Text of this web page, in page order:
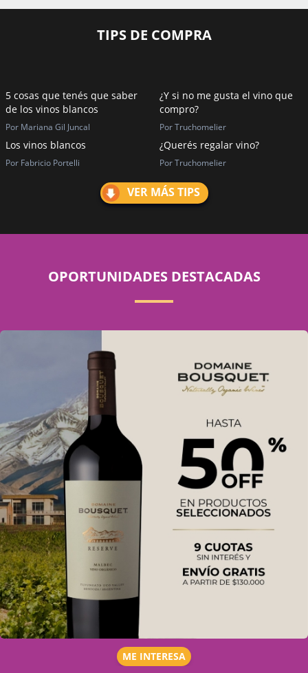
TIPS DE COMPRA
5 cosas que tenés que saber
de los vinos blancos
Por Mariana Gil Juncal
¿Y si no me gusta el vino que
compro?
Por Truchomelier
Los vinos blancos
Por Fabricio Portelli
¿Querés regalar vino?
Por Truchomelier
VER MÁS TIPS
OPORTUNIDADES DESTACADAS
ME INTERESA